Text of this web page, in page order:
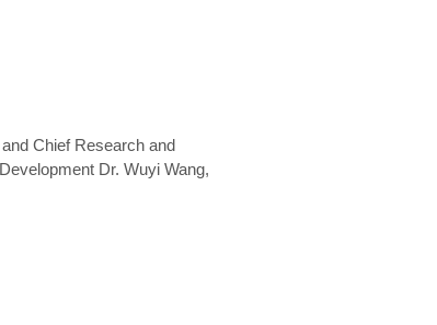
Chief Research and
Dr. Wuyi Wang,